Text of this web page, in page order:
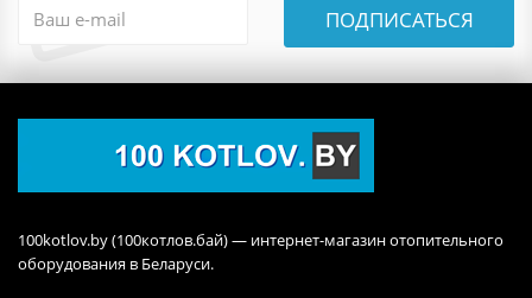
ПОДПИСАТЬСЯ
100kotlov.by (100котлов.бай) — интернет-магазин отопительного
оборудования в Беларуси.